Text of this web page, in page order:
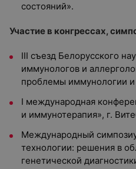
состояний».
Участие в конгрессах,
III съезд Белорусского
иммунологов и
проблемы иммунологии и
I международная
и иммунотерапия», г.
Международный
технологии: решения в
генетической